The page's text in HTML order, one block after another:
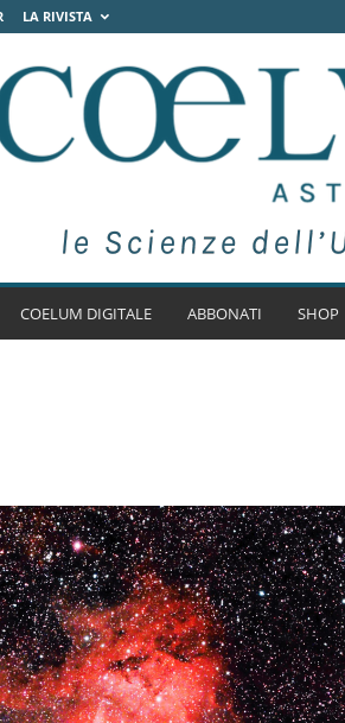
LA RIVISTA
COELUM DIGITALE ABBONATI SHOP